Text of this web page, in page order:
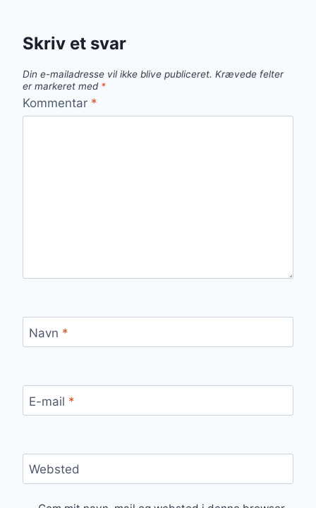
Skriv et svar
Din e-mailadresse vil ikke blive publiceret. Krævede felter
er markeret med *
Kommentar *
Navn *
E-mail *
Websted